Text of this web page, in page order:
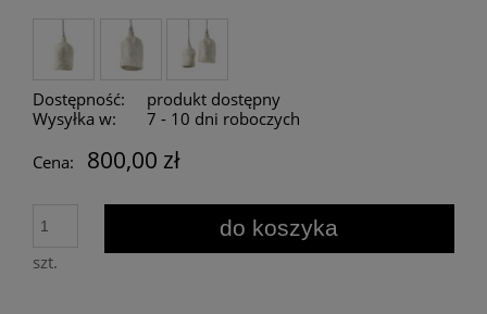
Dostępność:
produkt dostępny
Wysyłka w:
7 - 10 dni roboczych
Cena:
800,00 zł
szt.
do koszyka